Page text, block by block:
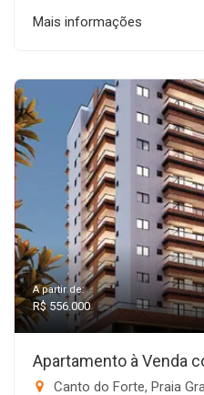
Mais informações
A partir de:
R$ 556.000
Apartamento à Venda
Canto do Forte, Praia